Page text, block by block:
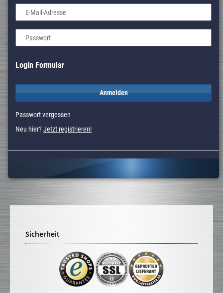
E-Mail-Adresse
Passwort
Login Formular
Anmelden
Passwort vergessen
Neu hier?Jetzt registrieren!
Sicherheit